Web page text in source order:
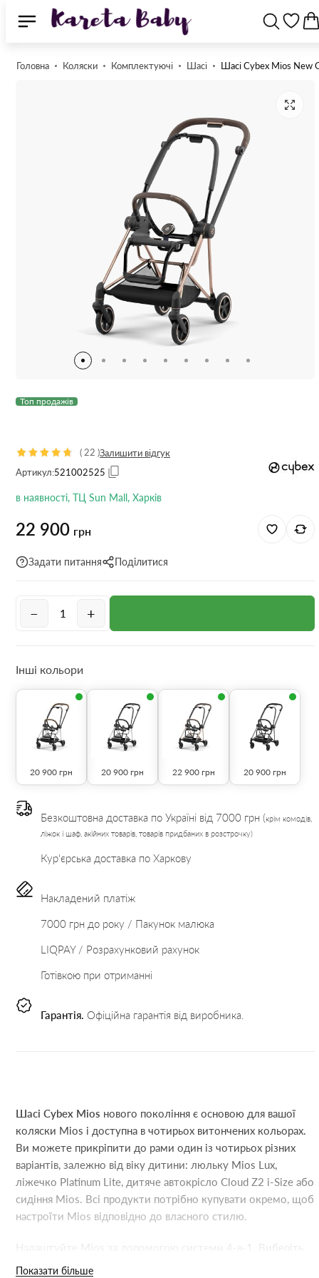
Головна Коляски Комплектуючі Шасі Шасі Cybex Mios New
Шасі Cybex Mios нового покоління є основою для вашої
коляски Mios і доступна в чотирьох витончених кольорах.
Ви можете прикріпити до рами один із чотирьох різних
варіантів, залежно від віку дитини: люльку Mios Lux,
ліжечко Platinum Lite, дитяче автокрісло Cloud Z2 i-Size або
сидіння Mios. Всі продукти потрібно купувати окремо, щоб
настроїти Mios відповідно до власного стилю.
Налаштуйте Mios за допомогою системи 4-в-1. Виберіть
люльку Lux Carry Cot або Lite Cot для комфортних
Показати більше
Топ продажів
( 22 )Залишити відгук
Артикул:521002525
в наявності, ТЦ Sun Mall, Харків
22 900 грн
Задати питання Поділитися
− +
Інші кольори
20 900 грн 20 900 грн 22 900 грн 20 900 грн
Безкоштовна доставка по Україні від 7000 грн (крім комодів,
ліжок і шаф, акійних товарів, товарів придбаних в розстрочку)
Кур'єрська доставка по Харкову
Накладений платіж
7000 грн до року / Пакунок малюка
LIQPAY / Розрахунковий рахунок
Готівкою при отриманні
Гарантія. Офіційна гарантія від виробника.